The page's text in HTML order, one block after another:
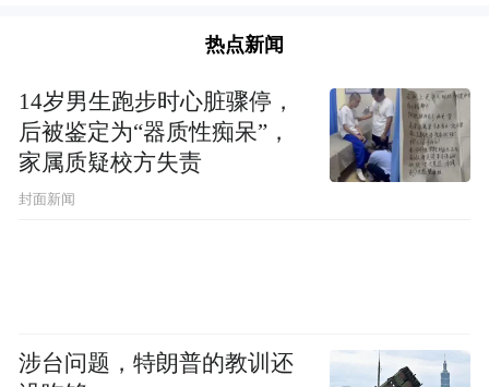
热点新闻
14岁男生跑步时心脏骤停，
后被鉴定为“器质性痴呆”，
家属质疑校方失责
封面新闻
涉台问题，特朗普的教训还